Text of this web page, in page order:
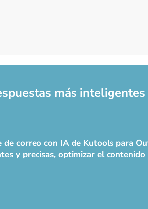
más inteligentes
correo con IA de Kutools para
y precisas, optimizar el